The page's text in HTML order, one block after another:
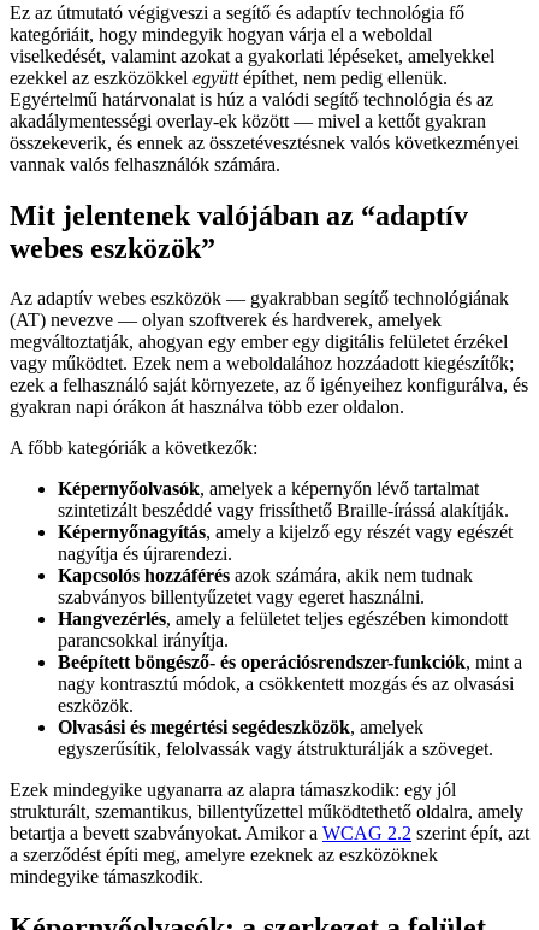
Ez az útmutató végigveszi a segítő és adaptív technológia fő
kategóriáit, hogy mindegyik hogyan várja el a weboldal
viselkedését, valamint azokat a gyakorlati lépéseket, amelyekkel
ezekkel az eszközökkel együttépíthet, nem pedig ellenük.
Egyértelmű határvonalat is húz a valódi segítő technológia és az
akadálymentességi overlay-ek között — mivel a kettőt gyakran
összekeverik, és ennek az összetévesztésnek valós következményei
vannak valós felhasználók számára.
Mit jelentenek valójában az “adaptív
webes eszközök”
Az adaptív webes eszközök — gyakrabban segítő technológiának
(AT) nevezve — olyan szoftverek és hardverek, amelyek
megváltoztatják, ahogyan egy ember egy digitális felületet érzékel
vagy működtet. Ezek nem a weboldalához hozzáadott kiegészítők;
ezek a felhasználó saját környezete, az ő igényeihez konfigurálva, és
gyakran napi órákon át használva több ezer oldalon.
A főbb kategóriák a következők:
Képernyőolvasók, amelyek a képernyőn lévő tartalmat
szintetizált beszéddé vagy frissíthető Braille-írássá alakítják.
Képernyőnagyítás, amely a kijelző egy részét vagy egészét
nagyítja és újrarendezi.
Kapcsolós hozzáférés azok számára, akik nem tudnak
szabványos billentyűzetet vagy egeret használni.
Hangvezérlés, amely a felületet teljes egészében kimondott
parancsokkal irányítja.
Beépített böngésző- és operációsrendszer-funkciók, mint a
nagy kontrasztú módok, a csökkentett mozgás és az olvasási
eszközök.
Olvasási és megértési segédeszközök, amelyek
egyszerűsítik, felolvassák vagy átstrukturálják a szöveget.
Ezek mindegyike ugyanarra az alapra támaszkodik: egy jól
strukturált, szemantikus, billentyűzettel működtethető oldalra, amely
betartja a bevett szabványokat. Amikor a WCAG 2.2 szerint épít, azt
a szerződést építi meg, amelyre ezeknek az eszközöknek
mindegyike támaszkodik.